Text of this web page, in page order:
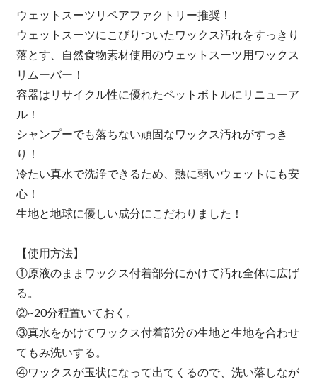
ウェットスーツリペアファクトリー推奨！
ウェットスーツにこびりついたワックス汚れをすっきり
落とす、自然食物素材使用のウェットスーツ用ワックス
リムーバー！
容器はリサイクル性に優れたペットボトルにリニューア
ル！
シャンプーでも落ちない頑固なワックス汚れがすっき
り！
冷たい真水で洗浄できるため、熱に弱いウェットにも安
心！
生地と地球に優しい成分にこだわりました！
【使用方法】
①原液のままワックス付着部分にかけて汚れ全体に広げ
る。
②~20分程置いておく。
③真水をかけてワックス付着部分の生地と生地を合わせ
てもみ洗いする。
④ワックスが玉状になって出てくるので、洗い落しなが